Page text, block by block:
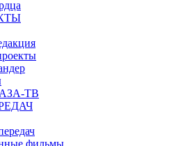
ТВ
фильмы